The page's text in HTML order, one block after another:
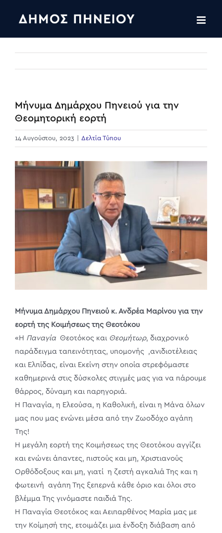
Μήνυμα Δημάρχου Πηνειού για την
Θεομητορική εορτή
14 Αυγούστου, 2023 Δελτία Τύπου
View
Image
Μήνυμα Δημάρχου Πηνειού κ. Ανδρέα Μαρίνου για την
εορτή της Κοιμήσεως της Θεοτόκου
«Η Παναγία Θεοτόκος και Θεομήτωρ, διαχρονικό
παράδειγμα ταπεινότητας, υπομονής ,ανιδιοτέλειας
και Ελπίδας, είναι Εκείνη στην οποία στρεφόμαστε
καθημερινά στις δύσκολες στιγμές μας για να πάρουμε
θάρρος, δύναμη και παρηγοριά.
Η Παναγία, η Ελεούσα, η Καθολική, είναι η Μάνα όλων
μας που μας ενώνει μέσα από την Ζωοδόχο αγάπη
Της!
Η μεγάλη εορτή της Κοιμήσεως της Θεοτόκου αγγίζει
και ενώνει άπαντες, πιστούς και μη, Χριστιανούς
Ορθόδοξους και μη, γιατί η ζεστή αγκαλιά Της και η
φωτεινή αγάπη Της ξεπερνά κάθε όριο και όλοι στο
βλέμμα Της γινόμαστε παιδιά Της.
Η Παναγία Θεοτόκος και Αειπαρθένος Μαρία μας με
την Κοίμησή της, ετοιμάζει μια ένδοξη διάβαση από